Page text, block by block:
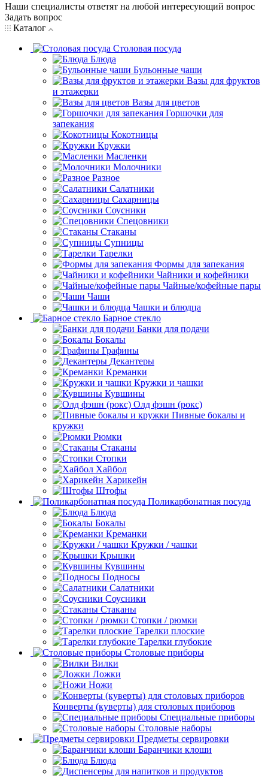
Наши специалисты ответят на любой интересующий вопрос
Задать вопрос
Каталог
Столовая посуда
Блюда
Бульонные чаши
Вазы для фруктов
и этажерки
Вазы для цветов
Горшочки для
запекания
Кокотницы
Кружки
Масленки
Молочники
Разное
Салатники
Сахарницы
Соусники
Спецовники
Стаканы
Супницы
Тарелки
Формы для запекания
Чайники и кофейники
Чайные/кофейные пары
Чаши
Чашки и блюдца
Барное стекло
Банки для подачи
Бокалы
Графины
Декантеры
Креманки
Кружки и чашки
Кувшины
Олд фэшн (рокс)
Пивные бокалы и
кружки
Рюмки
Стаканы
Стопки
Хайбол
Харикейн
Штофы
Поликарбонатная посуда
Блюда
Бокалы
Креманки
Кружки / чашки
Крышки
Кувшины
Подносы
Салатники
Соусники
Стаканы
Стопки / рюмки
Тарелки плоские
Тарелки глубокие
Столовые приборы
Вилки
Ложки
Ножи
Конверты (куверты) для столовых приборов
Специальные приборы
Столовые наборы
Предметы сервировки
Баранчики клоши
Блюда